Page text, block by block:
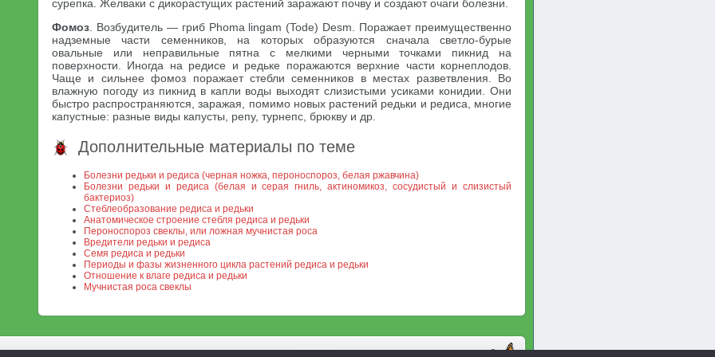
сурепка. Желваки с дикорастущих растений заражают почву и создают очаги болезни.
Фомоз . Возбудитель — гриб Phoma lingam (Tode) Desm. Поражает преимущественно
надземные части семенников, на которых образуются сначала светло-бурые
овальные или неправильные пятна с мелкими черными точками пикнид на
поверхности. Иногда на редисе и редьке поражаются верхние части корнеплодов.
Чаще и сильнее фомоз поражает стебли семенников в местах разветвления. Во
влажную погоду из пикнид в капли воды выходят слизистыми усиками конидии. Они
быстро распространяются, заражая, помимо новых растений редьки и редиса, многие
капустные: разные виды капусты, репу, турнепс, брюкву и др.
Дополнительные материалы по теме
Болезни редьки и редиса (черная ножка, пероноспороз, белая ржавчина)
Болезни редьки и редиса (белая и серая гниль, актиномикоз, сосудистый и слизистый
бактериоз)
Стеблеобразование редиса и редьки
Анатомическое строение стебля редиса и редьки
Пероноспороз свеклы, или ложная мучнистая роса
Вредители редьки и редиса
Семя редиса и редьки
Периоды и фазы жизненного цикла растений редиса и редьки
Отношение к влаге редиса и редьки
Мучнистая роса свеклы